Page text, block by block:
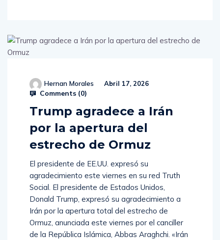
Hernan Morales Abril 17, 2026
Comments (0)
Trump agradece a Irán
por la apertura del
estrecho de Ormuz
El presidente de EE.UU. expresó su
agradecimiento este viernes en su red Truth
Social. El presidente de Estados Unidos,
Donald Trump, expresó su agradecimiento a
Irán por la apertura total del estrecho de
Ormuz, anunciada este viernes por el canciller
de la República Islámica, Abbas Araghchi. «Irán